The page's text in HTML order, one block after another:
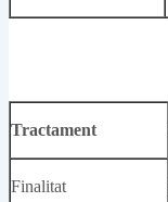
Tractament
Finalitat